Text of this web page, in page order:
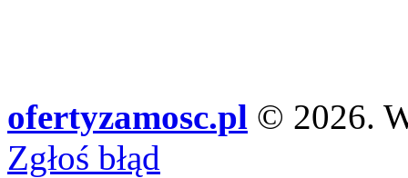
ofertyzamosc.pl © 2026.
Zgłoś błąd